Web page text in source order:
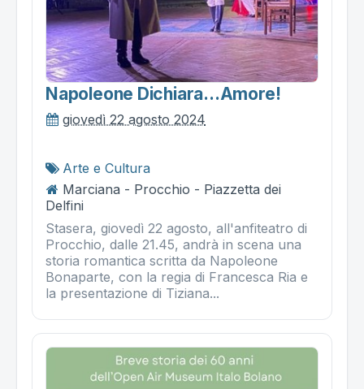
Napoleone Dichiara...amore!
giovedì 22 agosto 2024
Arte e Cultura
Marciana - Procchio - Piazzetta dei
Delfini
Stasera, giovedì 22 agosto, all'anfiteatro di
Procchio, dalle 21.45, andrà in scena una
storia romantica scritta da Napoleone
Bonaparte, con la regia di Francesca Ria e
la presentazione di Tiziana...